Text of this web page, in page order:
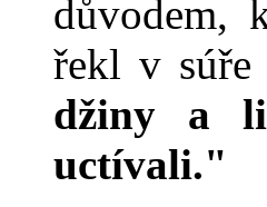
důvodem,
řekl v
džiny a
uctívali."